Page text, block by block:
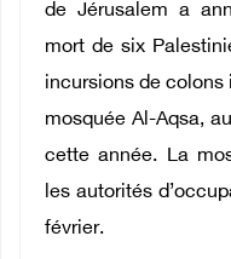
English
de Jérusalem a
mort de six
incursions de colons
mosquée Al-Aqsa,
cette année. La
les autorités
février.